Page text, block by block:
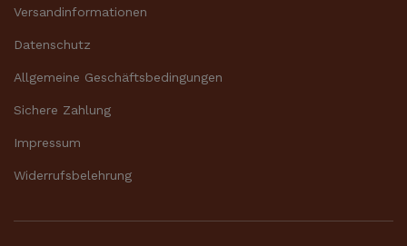
Versandinformationen
Datenschutz
Allgemeine Geschäftsbedingungen
Sichere Zahlung
Impressum
Widerrufsbelehrung